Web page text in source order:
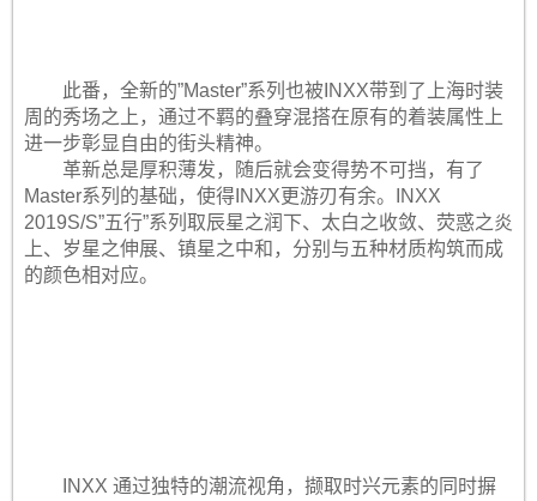
此番，全新的”Master”系列也被INXX带到了上海时装
周的秀场之上，通过不羁的叠穿混搭在原有的着装属性上
进一步彰显自由的街头精神。
革新总是厚积薄发，随后就会变得势不可挡，有了
Master系列的基础，使得INXX更游刃有余。INXX
2019S/S”五行”系列取辰星之润下、太白之收敛、荧惑之炎
上、岁星之伸展、镇星之中和，分别与五种材质构筑而成
的颜色相对应。
INXX 通过独特的潮流视角，撷取时兴元素的同时摒